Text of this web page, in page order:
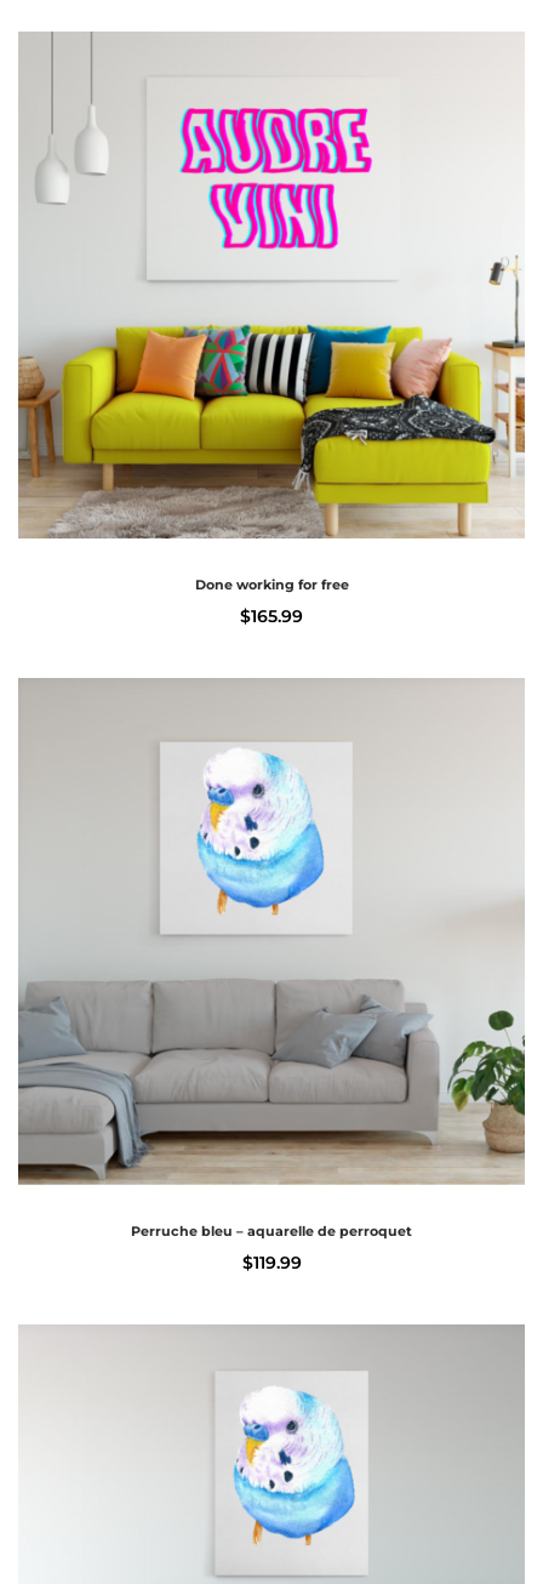
Done working for free
$165.99
Perruche bleu – aquarelle de perroquet
$119.99